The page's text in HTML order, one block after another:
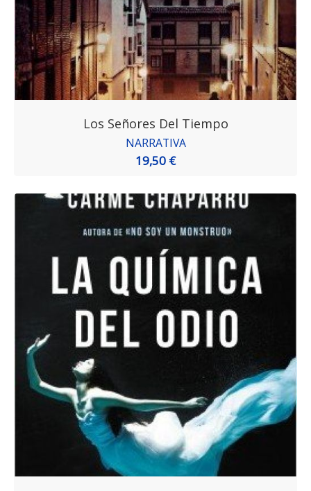
Los Señores Del Tiempo
NARRATIVA
19,50 €